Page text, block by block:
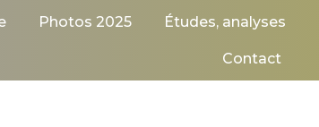
Photos 2025 Études, analyses
Contact